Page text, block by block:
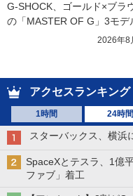
G-SHOCK、ゴールド×ブラ
の「MASTER OF G」3モデ
2026年8
アクセスランキング
1時間 24時間
スターバックス、横浜
SpaceXとテスラ、1億
ファブ」着工